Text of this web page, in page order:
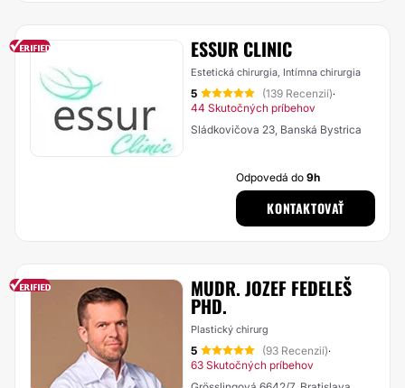
ESSUR CLINIC
Estetická chirurgia, Intímna chirurgia
5 (139 Recenzií)·
44 Skutočných príbehov
Sládkovičova 23, Banská Bystrica
Odpovedá do9h
KONTAKTOVAŤ
MUDR. JOZEF FEDELEŠ
PHD.
Plastický chirurg
5 (93 Recenzií)·
63 Skutočných príbehov